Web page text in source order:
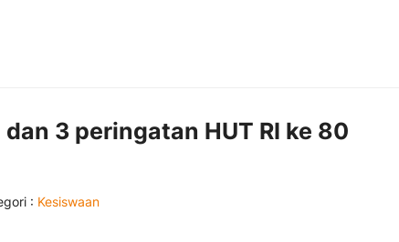
3 peringatan HUT RI ke 80
: Kesiswaan